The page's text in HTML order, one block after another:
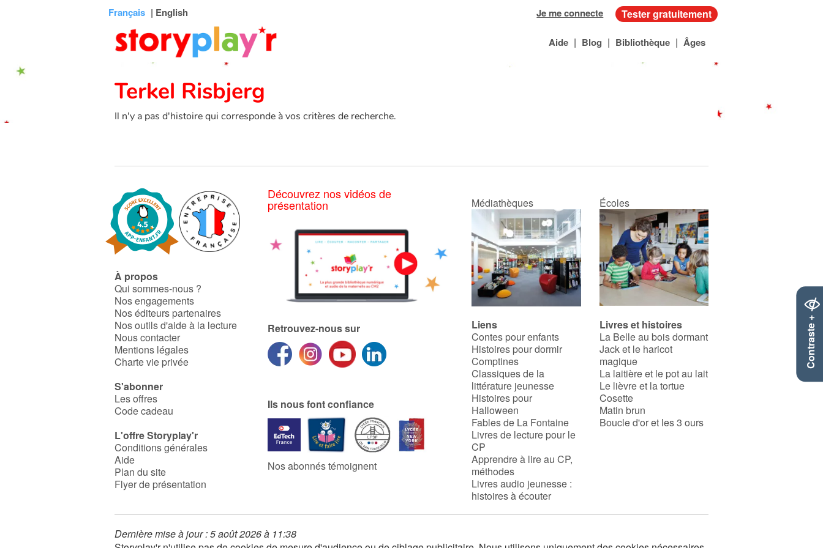
Contraste +
Français | English Je me connecte Tester gratuitement
Aide | Blog | Bibliothèque | Âges
Terkel Risbjerg
Il n'y a pas d'histoire qui corresponde à vos critères de recherche.
À propos
Qui sommes-nous ?
Nos engagements
Nos éditeurs partenaires
Nos outils d'aide à la lecture
Nous contacter
Mentions légales
Charte vie privée
S'abonner
Les offres
Code cadeau
L'offre Storyplay'r
Conditions générales
Aide
Plan du site
Flyer de présentation
Découvrez nos vidéos de
présentation
Retrouvez-nous sur
Ils nous font confiance
Nos abonnés témoignent
Médiathèques Écoles
Liens
Contes pour enfants
Histoires pour dormir
Comptines
Classiques de la
littérature jeunesse
Histoires pour
Halloween
Fables de La Fontaine
Livres de lecture pour le
CP
Apprendre à lire au CP,
méthodes
Livres audio jeunesse :
histoires à écouter
Livres et histoires
La Belle au bois dormant
Jack et le haricot
magique
La laitière et le pot au lait
Le lièvre et la tortue
Cosette
Matin brun
Boucle d'or et les 3 ours
Dernière mise à jour : 5 août 2026 à 11:38